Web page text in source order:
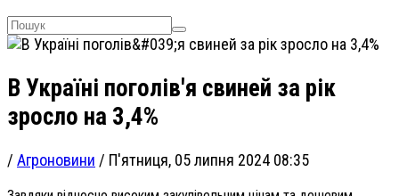
В Україні поголів'я свиней за рік
зросло на 3,4%
/ Агроновини / П'ятниця, 05 липня 2024 08:35